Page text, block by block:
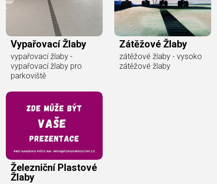
Vypařovací Žlaby
vypařovací žlaby -
vypařovací žlaby pro
parkoviště
Zátěžové Žlaby
zátěžové žlaby - vysoko
zátěžové žlaby
Železniční Plastové
Žlaby